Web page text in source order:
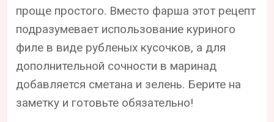
проще простого. Вместо фарша этот рецепт
подразумевает использование куриного
филе в виде рубленых кусочков, а для
дополнительной сочности в маринад
добавляется сметана и зелень. Берите на
заметку и готовьте обязательно!